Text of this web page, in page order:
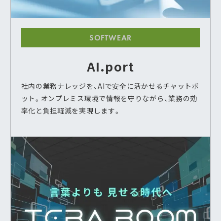
SOFTWEAR
AI.port
社内の業務ナレッジを、AIで安全に活かせるチャットボ
ット。オンプレミス環境で情報を守りながら、業務の効
率化と負担軽減を実現します。